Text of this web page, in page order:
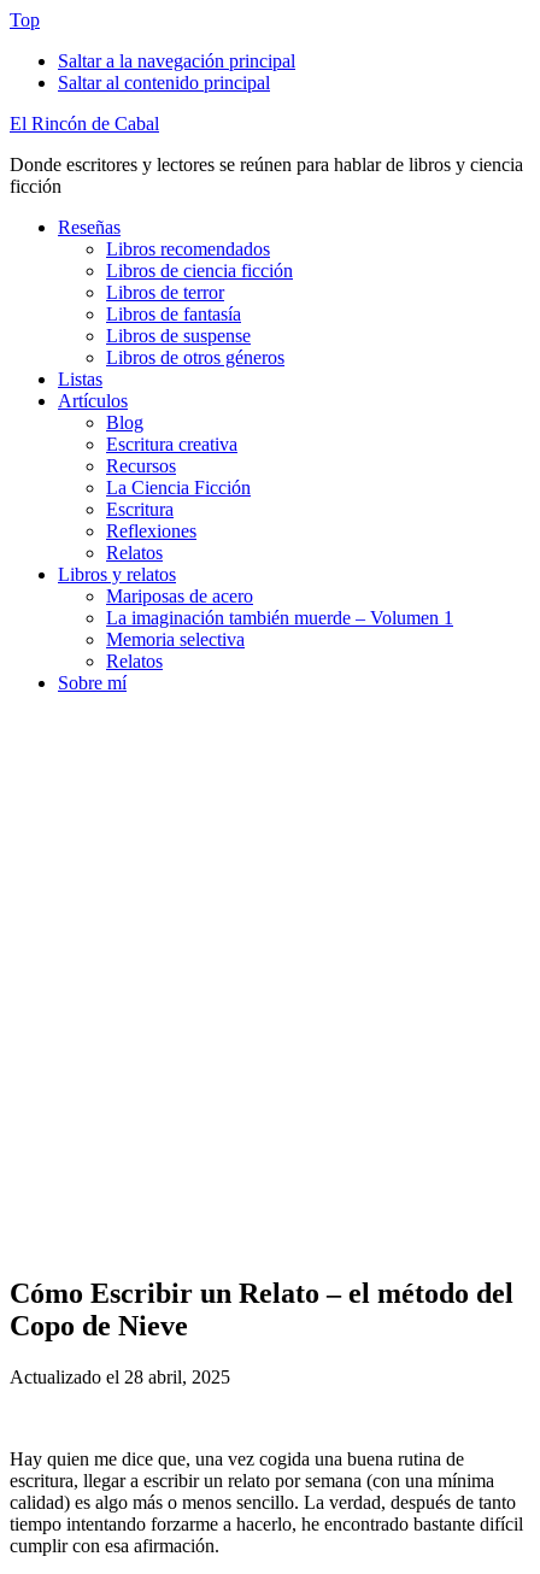
Top
Saltar a la navegación principal
Saltar al contenido principal
El Rincón de Cabal
Donde escritores y lectores se reúnen para hablar de libros y ciencia
ficción
Reseñas
Libros recomendados
Libros de ciencia ficción
Libros de terror
Libros de fantasía
Libros de suspense
Libros de otros géneros
Listas
Artículos
Blog
Escritura creativa
Recursos
La Ciencia Ficción
Escritura
Reflexiones
Relatos
Libros y relatos
Mariposas de acero
La imaginación también muerde – Volumen 1
Memoria selectiva
Relatos
Sobre mí
Cómo Escribir un Relato – el método del
Copo de Nieve
Actualizado el 28 abril, 2025
Hay quien me dice que, una vez cogida una buena rutina de
escritura, llegar a escribir un relato por semana (con una mínima
calidad) es algo más o menos sencillo. La verdad, después de tanto
tiempo intentando forzarme a hacerlo, he encontrado bastante difícil
cumplir con esa afirmación.